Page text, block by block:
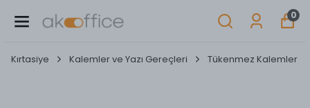
0
Kırtasiye Kalemler ve Yazı Gereçleri Tükenmez Kalemler